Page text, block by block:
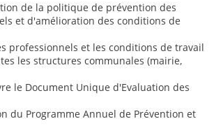
de la politique de prévention des
et d'amélioration des conditions de
professionnels et les conditions de travail
les structures communales (mairie,
le Document Unique d'Evaluation des
du Programme Annuel de Prévention et